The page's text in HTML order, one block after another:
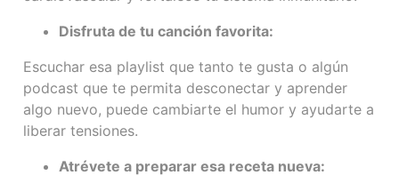
Disfruta de tu canción favorita:
Escuchar esa playlist que tanto te gusta o algún
podcast que te permita desconectar y aprender
algo nuevo, puede cambiarte el humor y ayudarte a
liberar tensiones.
Atrévete a preparar esa receta nueva: